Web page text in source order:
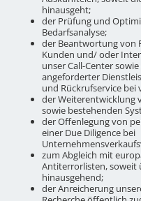
hinausgeht;
der Prüfung und
Bedarfsanalyse;
der Beantwortung von
Kunden und/ oder
unser Call-Center
angeforderter
und Rückrufservice
der Weiterentwicklung
sowie bestehenden
der Offenlegung von
einer Due Diligence bei
zum Abgleich mit
Antiterrorlisten, soweit
hinausgehend;
der Anreicherung